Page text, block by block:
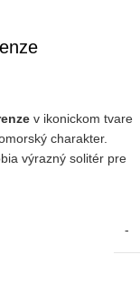
v ikonickom tvare
charakter.
výrazný solitér pre
-